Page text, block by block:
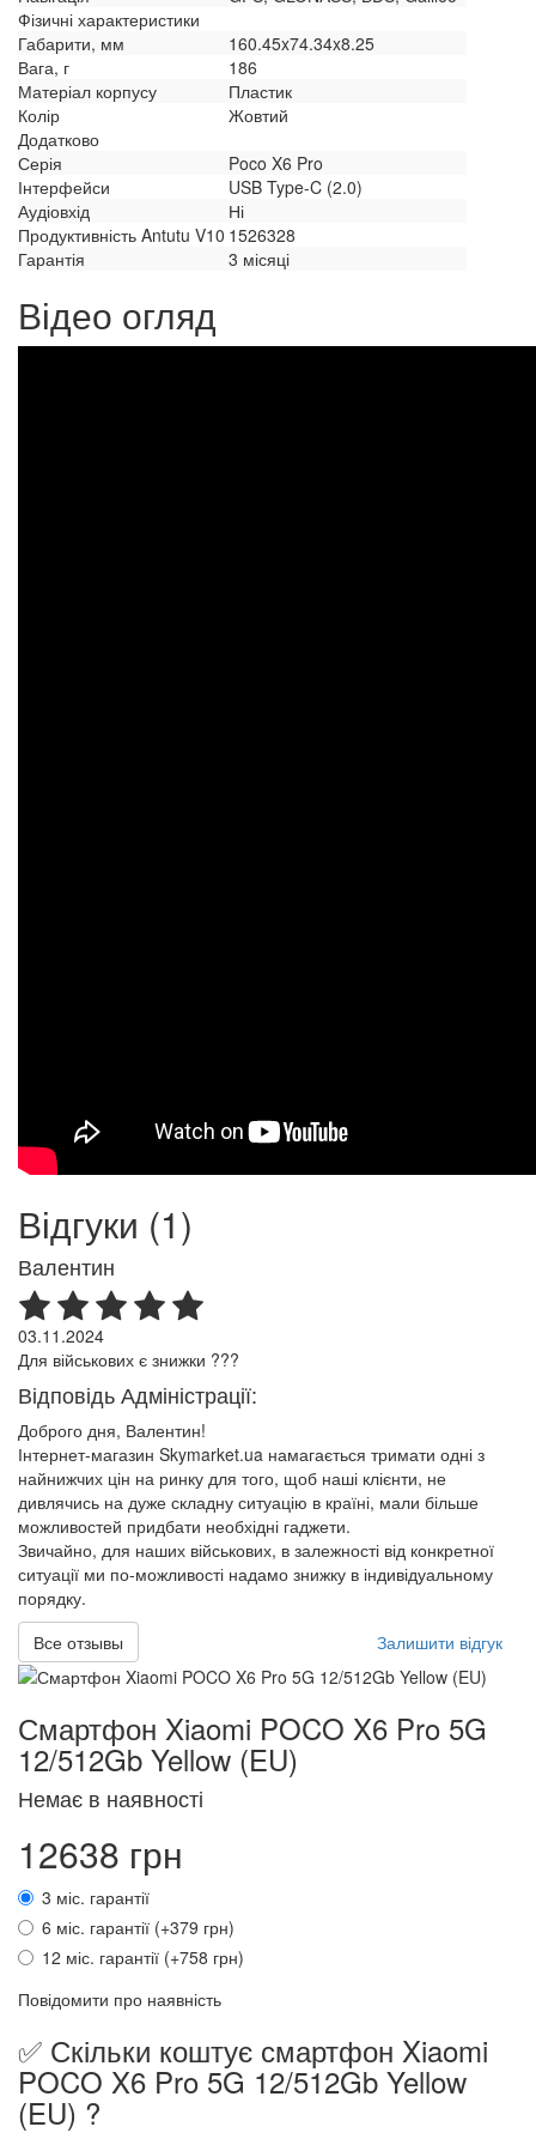
Фізичні характеристики
Габарити, мм
160.45x74.34x8.25
Вага, г
186
Матеріал корпусу
Пластик
Колір
Жовтий
Додатково
Серія
Poco X6 Pro
Інтерфейси
USB Type-C (2.0)
Аудіовхід
Ні
Продуктивність Antutu V10 1526328
Гарантія
3 місяці
Відео огляд
Відгуки (1)
Валентин
03.11.2024
Для військових є знижки ???
Відповідь Адміністрації:
Доброго дня, Валентин!
Інтернет-магазин Skymarket.ua намагається тримати одні з
найнижчих цін на ринку для того, щоб наші клієнти, не
дивлячись на дуже складну ситуацію в країні, мали більше
можливостей придбати необхідні гаджети.
Звичайно, для наших військових, в залежності від конкретної
ситуації ми по-можливості надамо знижку в індивідуальному
порядку.
Все отзывы
Залишити відгук
Смартфон Xiaomi POCO X6 Pro 5G
12/512Gb Yellow (EU)
Немає в наявності
12638 грн
3 міс. гарантії
6 міс. гарантії (+379 грн)
12 міс. гарантії (+758 грн)
Повідомити про наявність
✅ Скільки коштує смартфон Xiaomi
POCO X6 Pro 5G 12/512Gb Yellow
(EU) ?